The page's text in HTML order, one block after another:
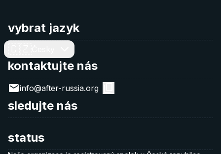
vybrat jazyk
kontaktujte nás
info@after-russia.org
sledujte nás
status